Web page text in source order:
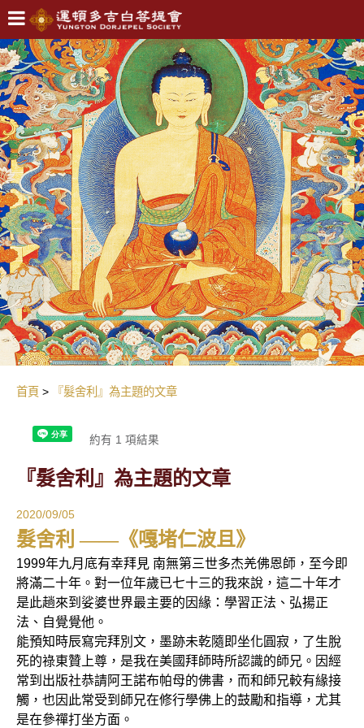
首頁 『髮舍利』為主題的文章
『髮舍利』為主題的文章
約有 1 項結果
2020/09/05
髮舍利 ——《嘎堵仁波且》
1999年九月底有幸拜見 南無第三世多杰羌佛恩師，至今即
將滿二十年。對一位年歲已七十三的我來說，這二十年才
是此趟來到娑婆世界最主要的因緣：學習正法、弘揚正
法、自覺覺他。
能預知時辰寫完拜別文，墨跡未乾隨即坐化圓寂，了生脫
死的祿東贊上尊，是我在美國拜師時所認識的師兄。因經
常到出版社恭請阿王諾布帕母的佛書，而和師兄較有緣接
觸，也因此常受到師兄在修行學佛上的鼓勵和指導，尤其
是在參禪打坐方面。